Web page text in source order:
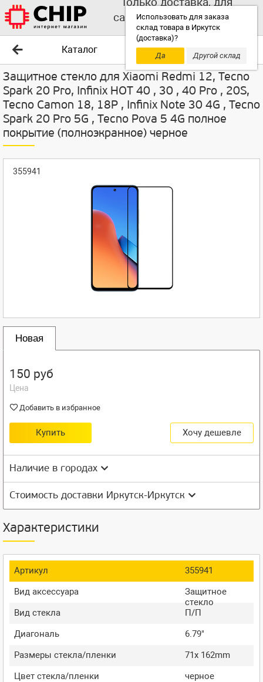
Использовать для заказа
склад товара в Иркутск
(доставка)?
Да
Другой склад
самовывоза выбирайте
другой склад!
Каталог
Защитное стекло для Xiaomi Redmi 12, Tecno
Spark 20 Pro, Infinix HOT 40 , 30 , 40 Pro , 20S,
Tecno Camon 18, 18P , Infinix Note 30 4G , Tecno
Spark 20 Pro 5G , Tecno Pova 5 4G полное
покрытие (полноэкранное) черное
355941
Новая
150 руб
Цена
Добавить в избранное
Купить Хочу дешевле
Наличие в городах
Стоимость доставки Иркутск-Иркутск
Характеристики
Артикул
355941
Вид аксессуара
Защитное
стекло
Вид стекла
П/П
Диагональ
6.79"
Размеры стекла/пленки
71x 162mm
Цвет стекла/пленки
черное